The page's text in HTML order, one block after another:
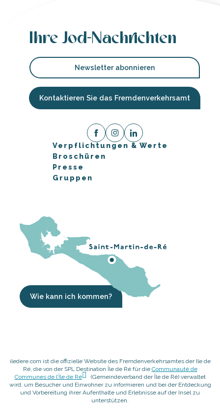
Ihre Jod-Nachrichten
Newsletter abonnieren
Kontaktieren Sie das Fremdenverkehrsamt
Verpflichtungen & Werte
Broschüren
Presse
Gruppen
Wie kann ich kommen?
iledere.com ist die offizielle Website des Fremdenverkehrsamtes der Ile de
Ré, die von der SPL Destination Île de Ré für die Communauté de
Communes de l’Île de Ré
(Gemeindeverband der Île de Ré) verwaltet
wird, um Besucher und Einwohner zu informieren und bei der Entdeckung
und Vorbereitung ihrer Aufenthalte und Erlebnisse auf der Insel zu
unterstützen.